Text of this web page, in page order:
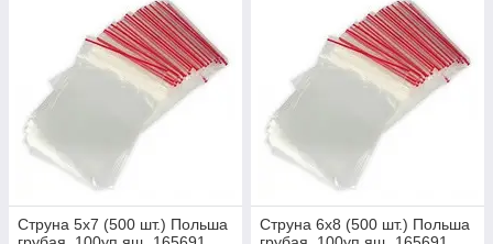
Струна 5х7 (500 шт.) Польша
Струна 6х8 (500 шт.) Польша